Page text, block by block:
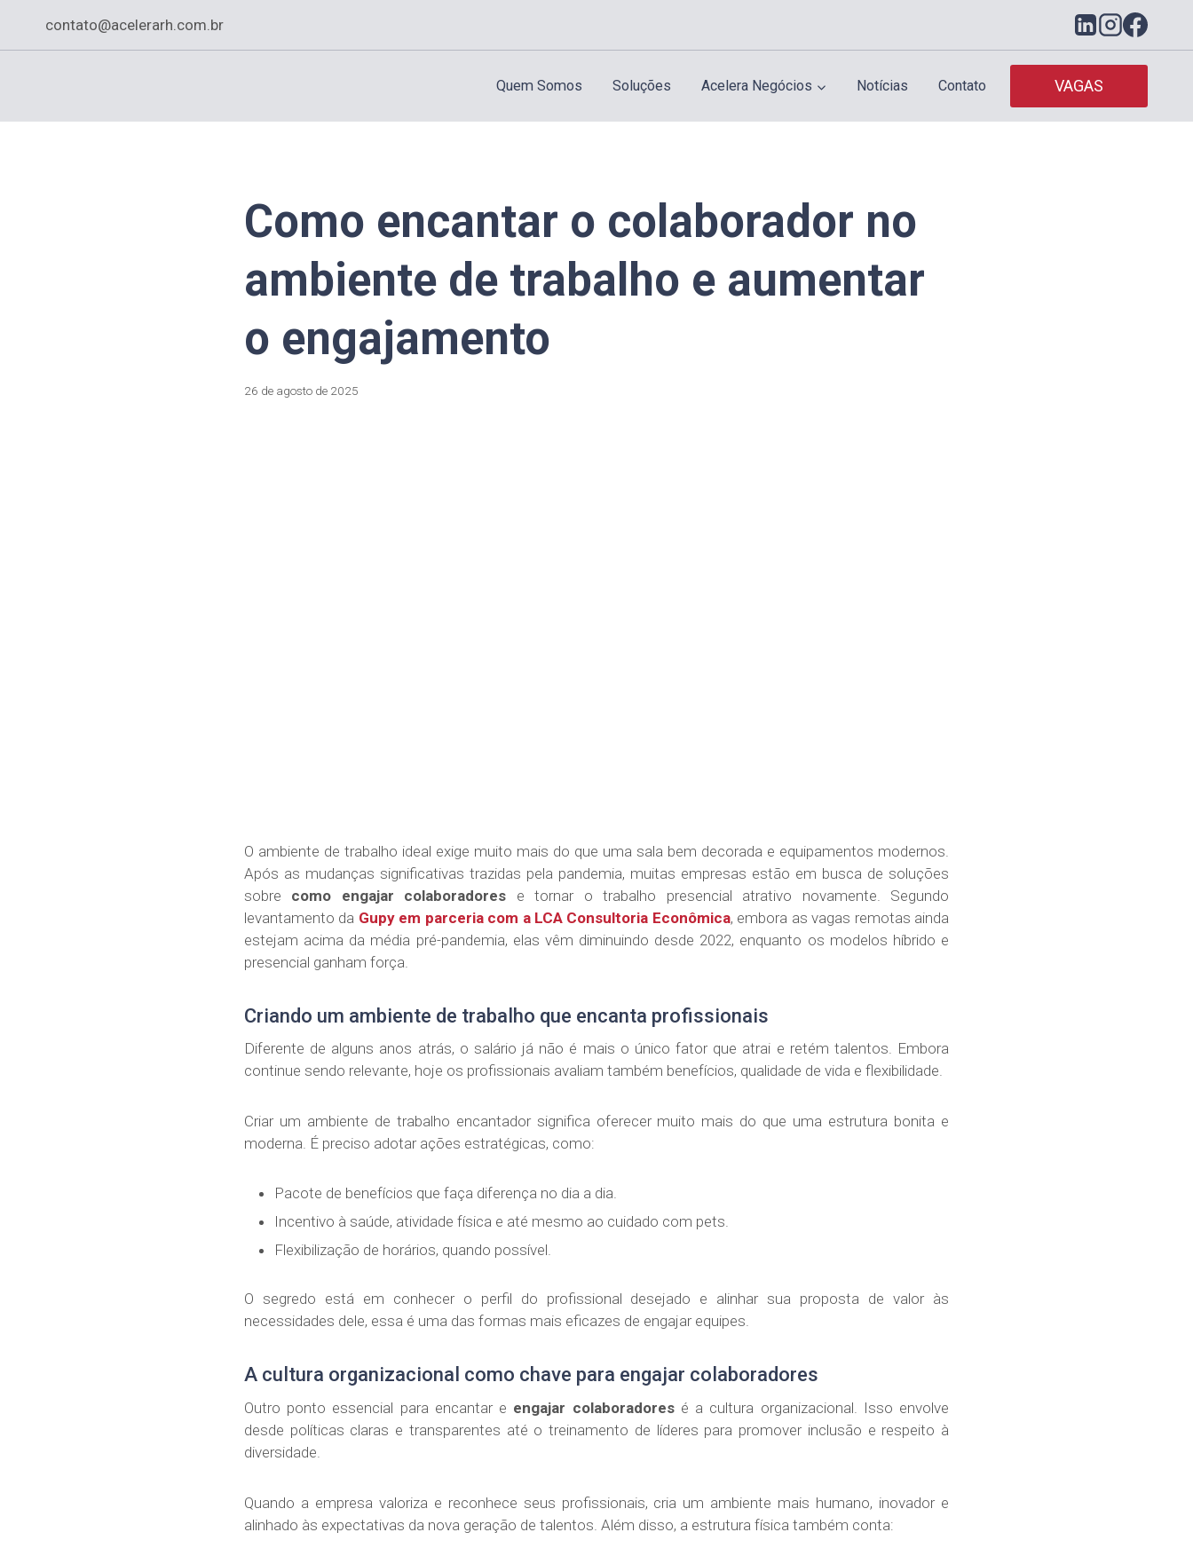
contato@acelerarh.com.br
Quem Somos Soluções Acelera Negócios Notícias Contato VAGAS
Como encantar o colaborador no
ambiente de trabalho e aumentar
o engajamento
26 de agosto de 2025
O ambiente de trabalho ideal exige muito mais do que uma sala bem decorada e equipamentos modernos.
Após as mudanças significativas trazidas pela pandemia, muitas empresas estão em busca de soluções
sobre como engajar colaboradores e tornar o trabalho presencial atrativo novamente. Segundo
levantamento da Gupy em parceria com a LCA Consultoria Econômica, embora as vagas remotas ainda
estejam acima da média pré-pandemia, elas vêm diminuindo desde 2022, enquanto os modelos híbrido e
presencial ganham força.
Criando um ambiente de trabalho que encanta profissionais
Diferente de alguns anos atrás, o salário já não é mais o único fator que atrai e retém talentos. Embora
continue sendo relevante, hoje os profissionais avaliam também benefícios, qualidade de vida e flexibilidade.
Criar um ambiente de trabalho encantador significa oferecer muito mais do que uma estrutura bonita e
moderna. É preciso adotar ações estratégicas, como:
Pacote de benefícios que faça diferença no dia a dia.
Incentivo à saúde, atividade física e até mesmo ao cuidado com pets.
Flexibilização de horários, quando possível.
O segredo está em conhecer o perfil do profissional desejado e alinhar sua proposta de valor às
necessidades dele, essa é uma das formas mais eficazes de engajar equipes.
A cultura organizacional como chave para engajar colaboradores
Outro ponto essencial para encantar e engajar colaboradoresé a cultura organizacional. Isso envolve
desde políticas claras e transparentes até o treinamento de líderes para promover inclusão e respeito à
diversidade.
Quando a empresa valoriza e reconhece seus profissionais, cria um ambiente mais humano, inovador e
alinhado às expectativas da nova geração de talentos. Além disso, a estrutura física também conta: